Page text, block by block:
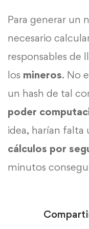
Para generar un
necesario
responsables de
los mineros. No
un hash de tal
poder
idea, harían falta
cálculos por
minutos